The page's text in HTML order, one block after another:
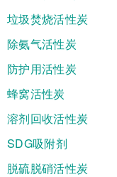
垃圾焚烧活性炭
除氨气活性炭
防护用活性炭
蜂窝活性炭
溶剂回收活性炭
SDG吸附剂
脱硫脱硝活性炭